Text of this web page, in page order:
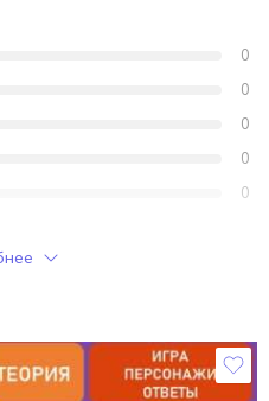
0
0
0
0
0
купившие этот товар,